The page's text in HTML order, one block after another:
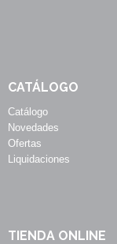
CATÁLOGO
Catálogo
Novedades
Ofertas
Liquidaciones
TIENDA ONLINE